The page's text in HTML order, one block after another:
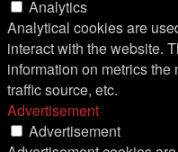
Analytics
Analytical cookies are
interact with the website.
information on metrics the
traffic source, etc.
Advertisement
Advertisement